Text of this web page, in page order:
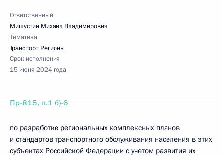
Ответственный
Мишустин Михаил Владимирович
Тематика
Транспорт, Регионы
Срок исполнения
15 июня 2024 года
Пр-815, п.1 б)-6
по разработке региональных комплексных планов
и стандартов транспортного обслуживания населения в этих
субъектах Российской Федерации с учетом развития их